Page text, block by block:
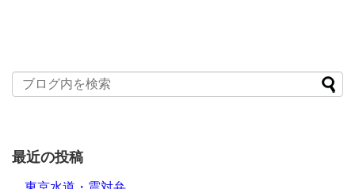
最近の投稿